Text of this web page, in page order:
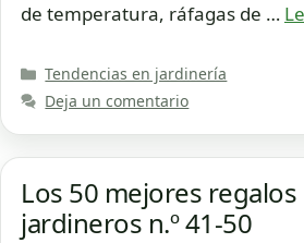
de temperatura, ráfagas de …
Categorías
Tendencias en jardinería
Deja un comentario
Los 50 mejores regalos
jardineros n.º 41-50